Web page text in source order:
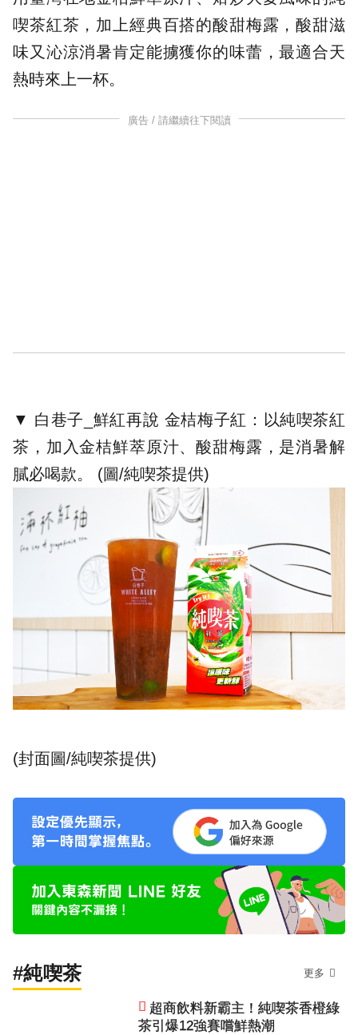
喫茶紅茶，加上經典百搭的酸甜梅露，酸甜滋
味又沁涼消暑肯定能擄獲你的味蕾，最適合天
熱時來上一杯。
廣告 / 請繼續往下閱讀
▼ 白巷子_鮮紅再說 金桔梅子紅：以純喫茶紅
茶，加入金桔鮮萃原汁、酸甜梅露，是消暑解
膩必喝款。 (圖/純喫茶提供)
(封面圖/純喫茶提供)
#純喫茶 更多
超商飲料新霸主！純喫茶香橙綠
茶引爆12強賽嚐鮮熱潮